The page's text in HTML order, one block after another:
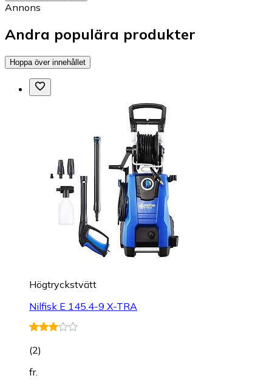
Annons
Andra populära produkter
Hoppa över innehållet
Högtryckstvätt
Nilfisk E 145.4-9 X-TRA
(2)
fr.